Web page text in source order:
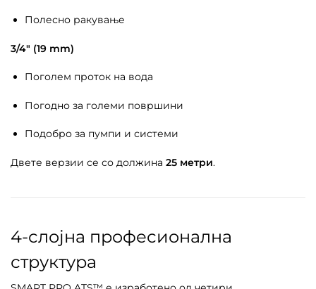
Полесно ракување
3/4″ (19 mm)
Поголем проток на вода
Погодно за големи површини
Подобро за пумпи и системи
Двете верзии се со должина 25 метри.
4-слојна професионална
структура